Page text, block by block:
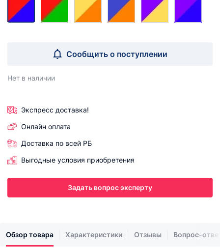
Сообщить о поступлении
Нет в наличии
Экспресс доставка!
Онлайн оплата
Доставка по всей РБ
Выгодные условия приобретения
Задать вопрос эксперту
Обзор товара Характеристики Отзывы Вопрос-